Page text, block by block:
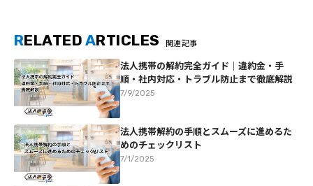
RELATED ARTICLES 関連記事
法人携帯の解約完全ガイド｜違約金・手
順・社内対応・トラブル防止まで徹底解説
7/9/2025
法人携帯解約の手順とスムーズに進めるた
めのチェックリスト
7/1/2025